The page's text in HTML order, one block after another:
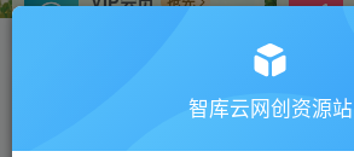
会员专属推广链接智库云网创资源站